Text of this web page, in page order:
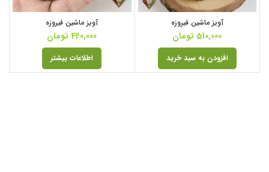
آویز ماشین فیروزه
510,000 تومان
افزودن به سبد خرید
آویز ماشین فیروزه
420,000 تومان
اطلاعات بیشتر